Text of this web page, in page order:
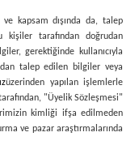
kapsam dışında da, talep
tarafından doğrudan
gerektiğinde kullanıcıyla
talep edilen bilgiler veya
üzerinden yapılan işlemlerle
"Üyelik Sözleşmesi"
kimliği ifşa edilmeden
ve pazar araştırmalarında